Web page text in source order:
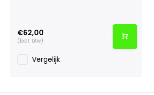
€62,00
(Excl. btw)
Vergelijk